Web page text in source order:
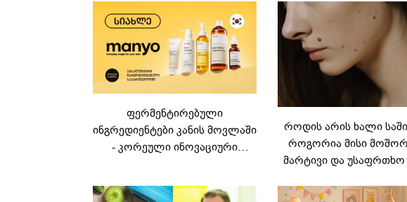
ფერმენტირებული
ინგრედიენტები კანის მოვლაში
- კორეული ინოვაციური
როდის არის ხალი
როგორია მისი
მარტივი და უსაფრთხო